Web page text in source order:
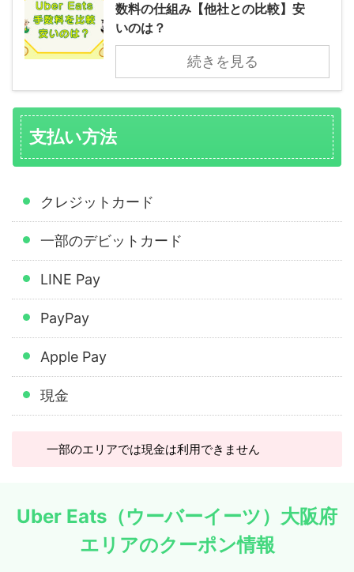
数料の仕組み【他社との比較】安
いのは？
続きを見る
支払い方法
クレジットカード
一部のデビットカード
LINE Pay
PayPay
Apple Pay
現金
一部のエリアでは現金は利用できません
Uber Eats（ウーバーイーツ）大阪府
エリアのクーポン情報